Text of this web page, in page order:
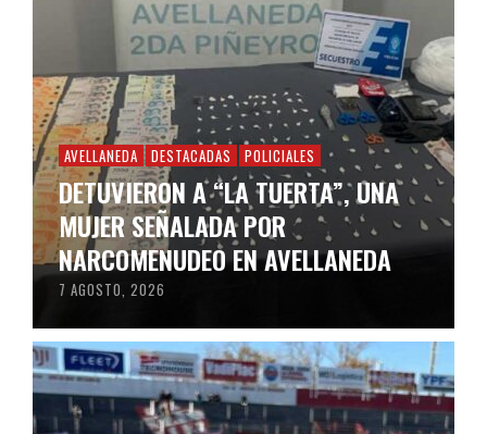
AVELLANEDA DESTACADAS POLICIALES
DETUVIERON A “LA TUERTA”, UNA
MUJER SEÑALADA POR
NARCOMENUDEO EN AVELLANEDA
7 AGOSTO, 2026